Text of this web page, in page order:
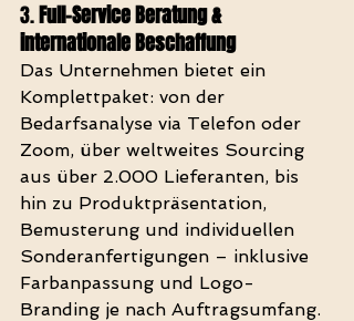
3. Full-Service Beratung &
internationale Beschaffung
Das Unternehmen bietet ein
Komplettpaket: von der
Bedarfsanalyse via Telefon oder
Zoom, über weltweites Sourcing
aus über 2.000 Lieferanten, bis
hin zu Produktpräsentation,
Bemusterung und individuellen
Sonderanfertigungen – inklusive
Farbanpassung und Logo-
Branding je nach Auftragsumfang.